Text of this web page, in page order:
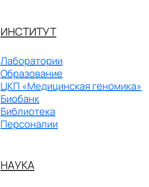
ИНСТИТУТ
Лаборатории
Образование
ЦКП «Медицинская геномика»
Биобанк
Библиотека
Персоналии
НАУКА